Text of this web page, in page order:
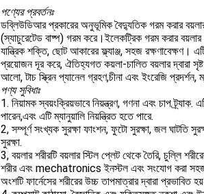
পণ্যের প্রবর্তনঃ
ডব্লিউডিআর প্রকারের অনুভূমিক বৈদ্যুতিক গরম করার
(স্যাচুরেটেড বাষ্প) গরম করে।ইলেকট্রিক গরম করার
যান্ত্রিক শক্তি, ছোট আকারের ফ্ল্যাঞ্জ, সহজ রক্ষণাবেক্ষণ।
প্রয়োজন দূর করে, ঐতিহ্যগত কয়লা-চালিত বয়লার দ্বারা সৃষ্ট
আলো, টাচ স্ক্রিন প্যানেল গ্রহণ,চীনা এবং ইংরেজি
পণ্য সুবিধাঃ
1. নিয়ামক স্বয়ংক্রিয়ভাবে নিয়ন্ত্রণ, গণনা এবং চাপ
পারেন,এবং এটি ম্যানুয়ালি নিয়ন্ত্রিত হতে পারে.
2, সম্পূর্ণ সংখ্যক সুরক্ষা ফাংশন, ফুটো সুরক্ষা, জল ঘাটতি
সুরক্ষা.
3, বয়লার শরীরটি বয়লার স্টিল প্লেট থেকে তৈরি, চুল্লি
শরীর এবং mechatronics ইনস্টল এবং সংযোগ করা সহজ;
অংশটি ফার্নেসের শরীরের উচ্চ তাপমাত্রার দ্বারা প্রভাবিত